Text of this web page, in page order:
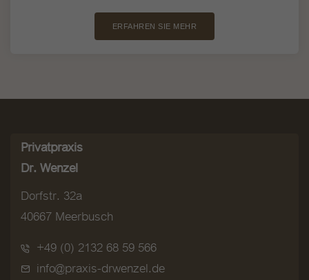
ERFAHREN SIE MEHR
Privatpraxis
Dr. Wenzel
Dorfstr. 32a
40667 Meerbusch
+49 (0) 2132 68 59 566
info@praxis-drwenzel.de